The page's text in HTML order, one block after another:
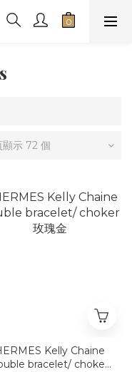
顯示 72 個
Kelly Chaine
bracelet/ choker